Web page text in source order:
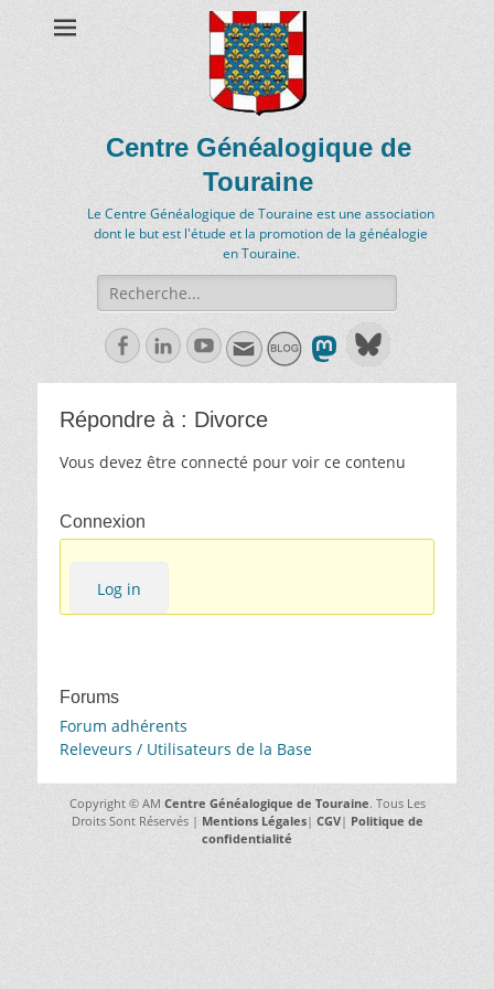
Centre Généalogique de
Touraine
Le Centre Généalogique de Touraine est une association
dont le but est l'étude et la promotion de la généalogie
en Touraine.
Recherche
de:
FacebookLinkedln
Youtube
Répondre à : Divorce
Vous devez être connecté pour voir ce contenu
Connexion
Log in
Forums
Forum adhérents
Releveurs / Utilisateurs de la Base
Copyright © AM Centre Généalogique de Touraine. Tous Les
Droits Sont Réservés | Mentions Légales| CGV| Politique de
confidentialité